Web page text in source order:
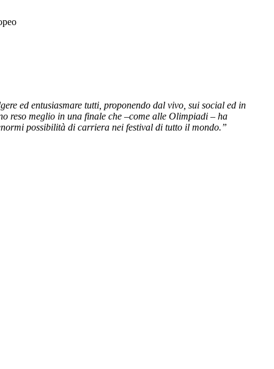
ed entusiasmare tutti, proponendo dal vivo, sui social ed in
reso meglio in una finale che –come alle Olimpiadi – ha
possibilità di carriera nei festival di tutto il mondo.”